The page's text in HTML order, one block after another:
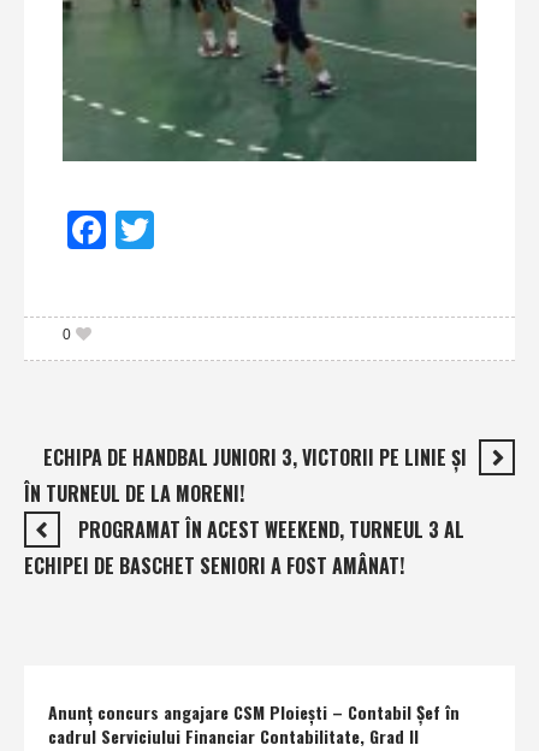
Facebook
0
ECHIPA DE HANDBAL JUNIORI 3, VICTORII PE LINIE ŞI
ÎN TURNEUL DE LA MORENI!
PROGRAMAT ÎN ACEST WEEKEND, TURNEUL 3 AL
ECHIPEI DE BASCHET SENIORI A FOST AMÂNAT!
Anunţ concurs angajare CSM Ploieşti – Contabil Şef în
cadrul Serviciului Financiar Contabilitate, Grad II